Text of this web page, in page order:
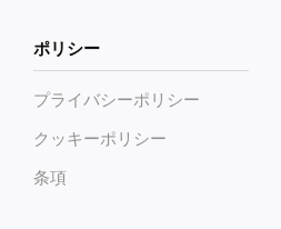
ポリシー
プライバシーポリシー
クッキーポリシー
条項